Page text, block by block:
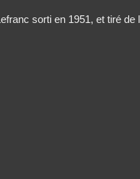
sorti en 1951, et tiré